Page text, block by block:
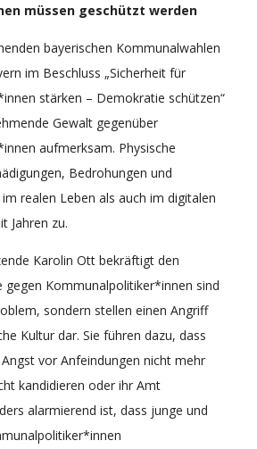
müssen geschützt werden
bayerischen Kommunalwahlen
im Beschluss „Sicherheit für
stärken – Demokratie schützen“
Gewalt gegenüber
aufmerksam. Physische
Bedrohungen und
realen Leben als auch im digitalen
Jahren zu.
Karolin Ott bekräftigt den
gegen Kommunalpolitiker*innen sind
sondern stellen einen Angriff
Kultur dar. Sie führen dazu, dass
vor Anfeindungen nicht mehr
kandidieren oder ihr Amt
alarmierend ist, dass junge und